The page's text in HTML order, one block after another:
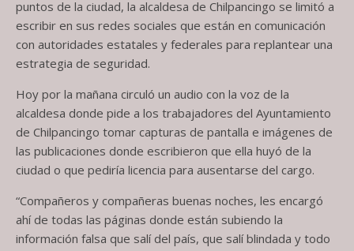
puntos de la ciudad, la alcaldesa de Chilpancingo se limitó a
escribir en sus redes sociales que están en comunicación
con autoridades estatales y federales para replantear una
estrategia de seguridad.
Hoy por la mañana circuló un audio con la voz de la
alcaldesa donde pide a los trabajadores del Ayuntamiento
de Chilpancingo tomar capturas de pantalla e imágenes de
las publicaciones donde escribieron que ella huyó de la
ciudad o que pediría licencia para ausentarse del cargo.
“Compañeros y compañeras buenas noches, les encargó
ahí de todas las páginas donde están subiendo la
información falsa que salí del país, que salí blindada y todo